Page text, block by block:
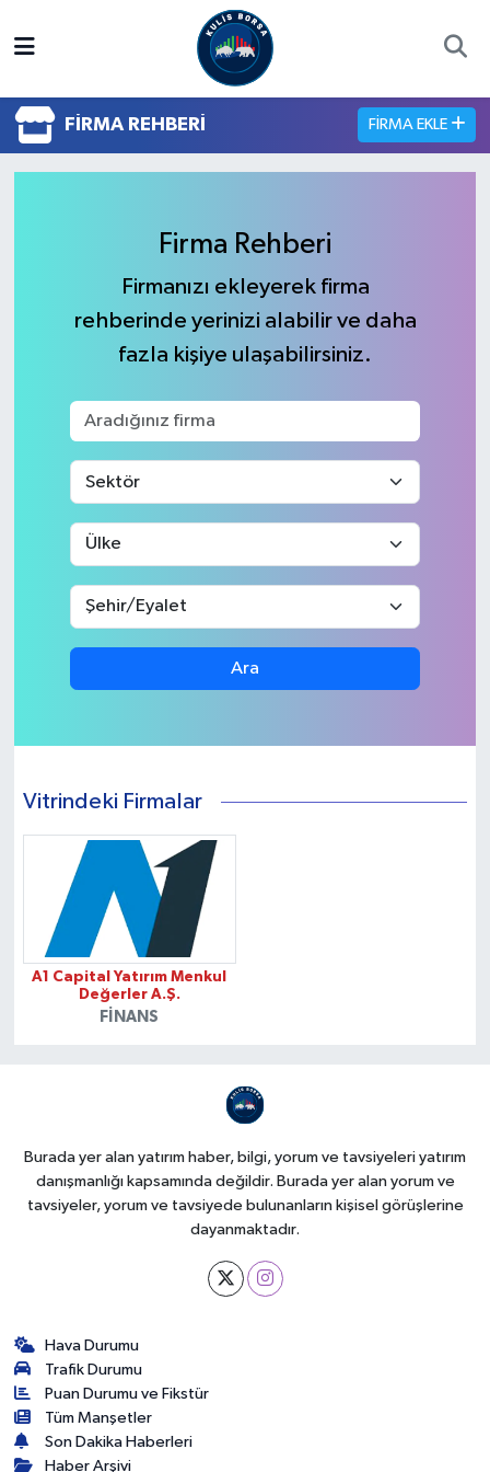
FIRMA REHBERI FIRMA EKLE
Firma Rehberi
Firmanızı ekleyerek firma
rehberinde yerinizi alabilir ve daha
fazla kişiye ulaşabilirsiniz.
Ara
Vitrindeki Firmalar
A1 Capital Yatırım Menkul
Değerler A.Ş.
FINANS
Burada yer alan yatırım haber, bilgi, yorum ve tavsiyeleri yatırım
danışmanlığı kapsamında değildir. Burada yer alan yorum ve
tavsiyeler, yorum ve tavsiyede bulunanların kişisel görüşlerine
dayanmaktadır.
Hava Durumu
Trafik Durumu
Puan Durumu ve Fikstür
Tüm Manşetler
Son Dakika Haberleri
Haber Arşivi
Halka Arzlar
Tüm Manşetler
Haber Arşivi